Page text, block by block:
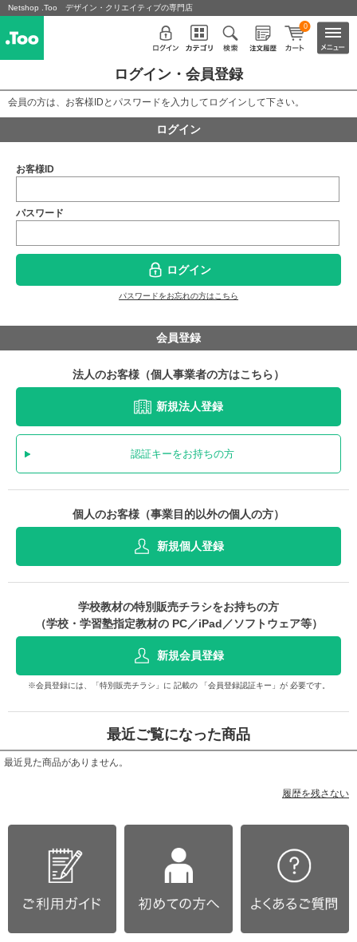
Netshop .Too デザイン・クリエイティブの専門店
0
ログイン・会員登録
会員の方は、お客様IDとパスワードを入力してログインして下さい。
ログイン
お客様ID
パスワード
ログイン
パスワードをお忘れの方はこちら
会員登録
法人のお客様（個人事業者の方はこちら）
新規法人登録
認証キーをお持ちの方
個人のお客様（事業目的以外の個人の方）
新規個人登録
学校教材の特別販売チラシをお持ちの方
（学校・学習塾指定教材の PC／iPad／ソフトウェア等）
新規会員登録
※会員登録には、「特別販売チラシ」に 記載の 「会員登録認証キー」が 必要です。
最近ご覧になった商品
最近見た商品がありません。
履歴を残さない